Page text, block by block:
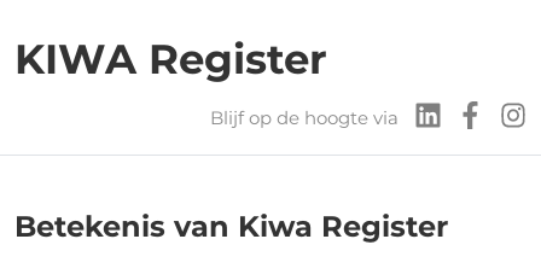
KIWA Register
Blijf op de hoogte via
Betekenis van Kiwa Register